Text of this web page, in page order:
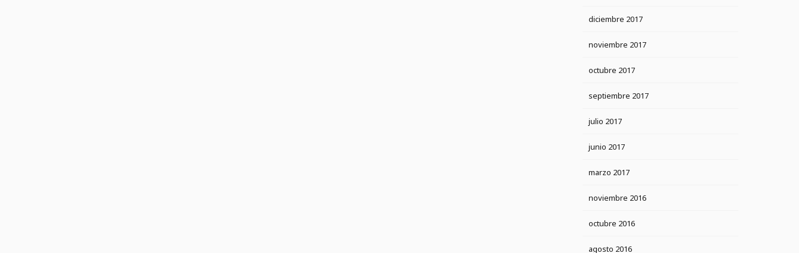
diciembre 2017
noviembre 2017
octubre 2017
septiembre 2017
julio 2017
junio 2017
marzo 2017
noviembre 2016
octubre 2016
agosto 2016